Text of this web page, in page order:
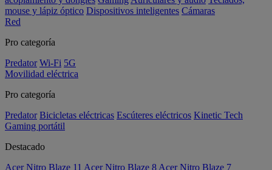
mouse y lápiz óptico Dispositivos inteligentes Cámaras
Red
Pro categoría
Predator Wi-Fi 5G
Movilidad eléctrica
Pro categoría
Predator Bicicletas eléctricas Escúteres eléctricos Kinetic Tech
Gaming portátil
Destacado
Acer Nitro Blaze 11 Acer Nitro Blaze 8 Acer Nitro Blaze 7